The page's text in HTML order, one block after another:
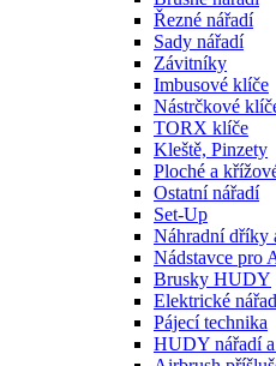
Řezné nářadí
Sady nářadí
Závitníky
Imbusové klíče
Nástrčkové
TORX klíče
Kleště, Pinzety
Ploché a
Ostatní nářadí
Set-Up
Náhradní dříky
Nádstavce pro
Brusky HUDY
Elektrické
Pájecí technika
HUDY nářadí